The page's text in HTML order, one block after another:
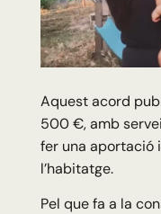
Aquest acord
500 €, amb
fer una aportació
l’habitatge.
Pel que fa a la